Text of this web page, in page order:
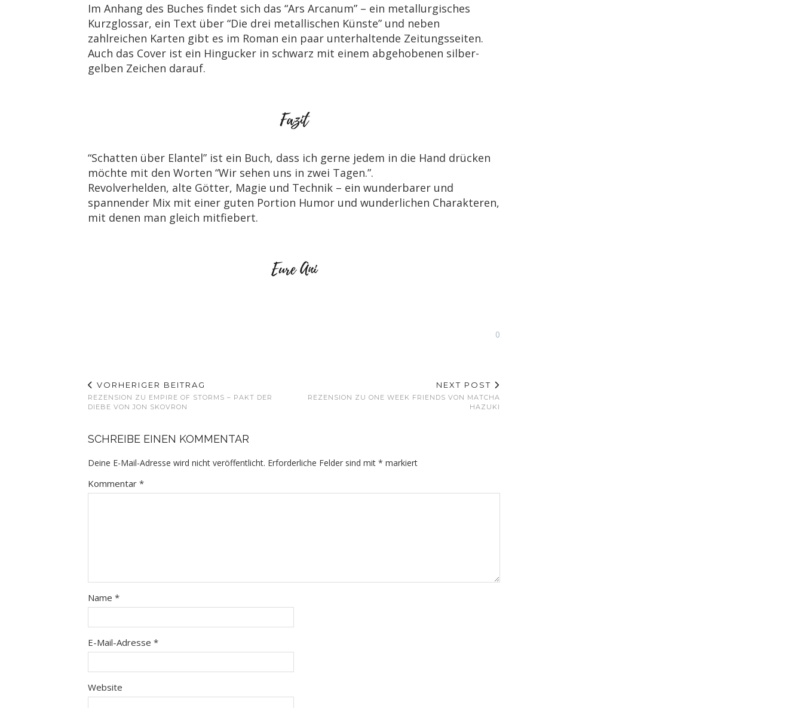
Im Anhang des Buches findet sich das “Ars Arcanum” – ein metallurgisches
Kurzglossar, ein Text über “Die drei metallischen Künste” und neben
zahlreichen Karten gibt es im Roman ein paar unterhaltende Zeitungsseiten.
Auch das Cover ist ein Hingucker in schwarz mit einem abgehobenen silber-
gelben Zeichen darauf.
“Schatten über Elantel” ist ein Buch, dass ich gerne jedem in die Hand drücken
möchte mit den Worten “Wir sehen uns in zwei Tagen.”.
Revolverhelden, alte Götter, Magie und Technik – ein wunderbarer und
spannender Mix mit einer guten Portion Humor und wunderlichen Charakteren,
mit denen man gleich mitfiebert.
0
VORHERIGER BEITRAG
REZENSION ZU EMPIRE OF STORMS – PAKT DER
DIEBE VON JON SKOVRON
NEXT POST
REZENSION ZU ONE WEEK FRIENDS VON MATCHA
HAZUKI
SCHREIBE EINEN KOMMENTAR
Deine E-Mail-Adresse wird nicht veröffentlicht. Erforderliche Felder sind mit * markiert
Kommentar *
Name *
E-Mail-Adresse *
Website